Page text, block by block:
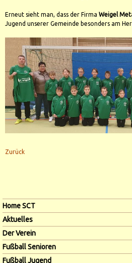
Erneut sieht man, dass der Firma Weigel
Jugend unserer Gemeinde besonders am
Zurück
Navigation
überspringen
Home SCT
Aktuelles
Der Verein
Fußball Senioren
Fußball Jugend